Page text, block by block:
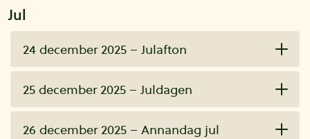
Jul
24 december 2025 – Julafton
25 december 2025 – Juldagen
26 december 2025 – Annandag jul